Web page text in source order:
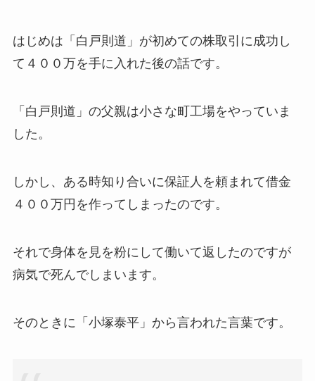
はじめは「白戸則道」が初めての株取引に成功し
て４００万を手に入れた後の話です。
「白戸則道」の父親は小さな町工場をやっていま
した。
しかし、ある時知り合いに保証人を頼まれて借金
４００万円を作ってしまったのです。
それで身体を見を粉にして働いて返したのですが
病気で死んでしまいます。
そのときに「小塚泰平」から言われた言葉です。